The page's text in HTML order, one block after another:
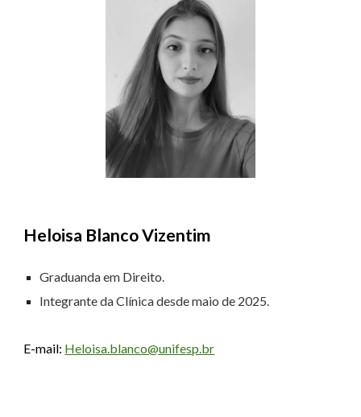
Heloisa Blanco Vizentim
Graduanda em Direito.
Integrante da Clínica desdemaiode 2025.
E-mail: Heloisa.blanco@unifesp.br